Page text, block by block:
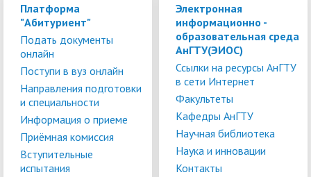
Платформа
"Абитуриент"
Подать документы
онлайн
Поступи в вуз онлайн
Направления подготовки
и специальности
Информация о приеме
Приёмная комиссия
Вступительные
испытания
Электронная
информационно -
образовательная среда
АнГТУ(ЭИОС)
Ссылки на ресурсы АнГТУ
в сети Интернет
Факультеты
Кафедры АнГТУ
Научная библиотека
Наука и инновации
Контакты